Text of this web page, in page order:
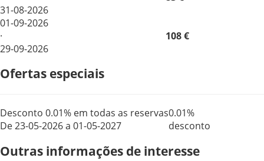
31-08-2026
01-09-2026
·
29-09-2026
108 €
Ofertas especiais
Desconto 0.01% em todas as reservas
De 23-05-2026 a 01-05-2027
0.01%
desconto
Outras informações de interesse